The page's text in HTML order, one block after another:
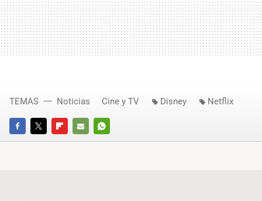
FACEBOOKTWITTERFLIPBOARD
E-
WHATSAPP
TEMAS Noticias Cine y TV Disney Netflix